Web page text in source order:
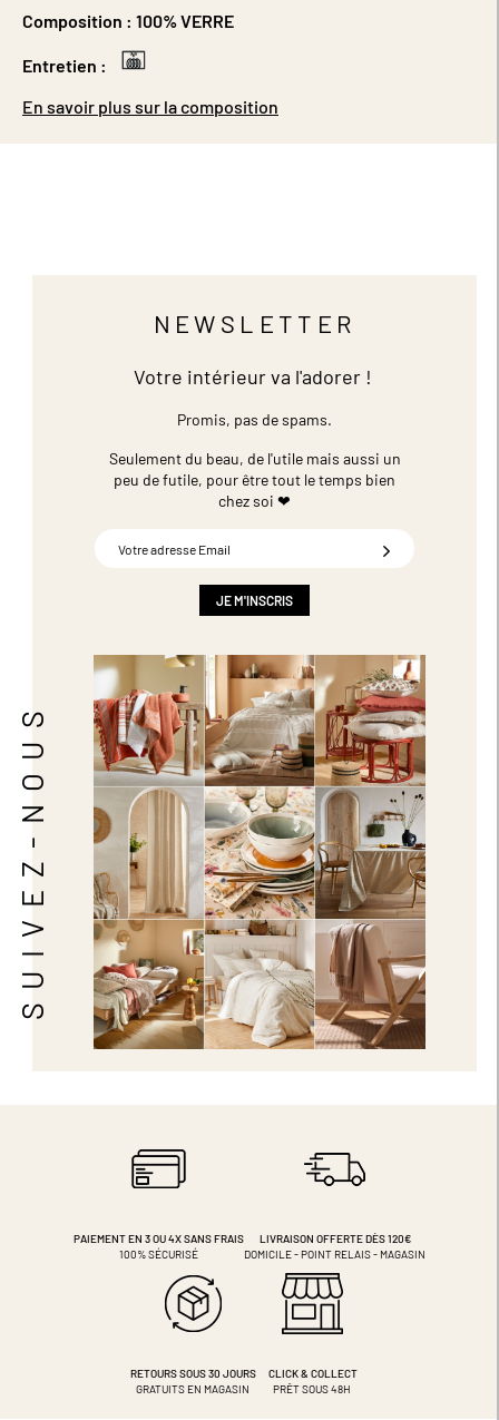
Composition : 100% VERRE
Entretien :
En savoir plus sur la composition
SUIVEZ-NOUS
NEWSLETTER
Votre intérieur va l'adorer !
Promis, pas de spams.
Seulement du beau, de l'utile mais aussi un
peu de futile, pour être tout le temps bien
chez soi ❤
JE M'INSCRIS
PAIEMENT EN 3 OU 4XSANS FRAIS
100% SÉCURISÉ
LIVRAISON OFFERTE DÈS 120€
DOMICILE - POINT RELAIS - MAGASIN
RETOURS SOUS 30 JOURS
GRATUITS EN MAGASIN
CLICK & COLLECT
PRÊT SOUS 48H